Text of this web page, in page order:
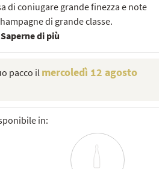
di coniugare grande finezza e note
di grande classe.
Saperne di più
pacco il mercoledì 12 agosto
in: